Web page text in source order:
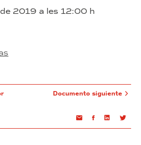
2019 a les 12:00 h
EmailFacebookLinkedin
Documento siguiente